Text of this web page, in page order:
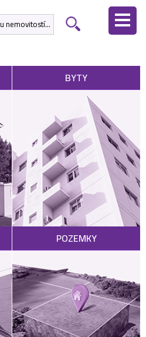
BYTY
POZEMKY